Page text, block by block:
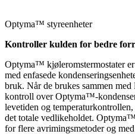
Optyma™ styreenheter
Kontroller kulden for bedre
Optyma™ kjøleromstermostater
med enfasede
bruk. Når de brukes sammen
kontroll over Optyma™-
levetiden og
det totale vedlikeholdet.
for flere avrimingsmetoder og